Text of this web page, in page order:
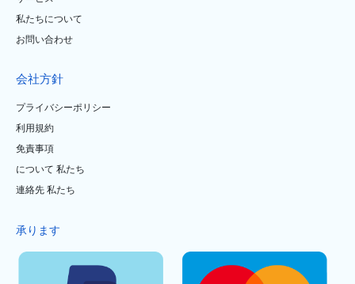
私たちについて
お問い合わせ
会社方針
プライバシーポリシー
利用規約
免責事項
について 私たち
連絡先 私たち
承ります